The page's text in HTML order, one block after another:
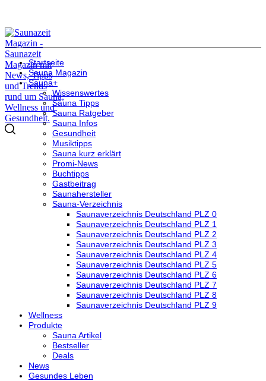
Startseite
Sauna Magazin
Sauna+
Wissenswertes
Sauna Tipps
Sauna Ratgeber
Sauna Infos
Gesundheit
Musiktipps
Sauna kurz erklärt
Promi-News
Buchtipps
Gastbeitrag
Saunahersteller
Sauna-Verzeichnis
Saunaverzeichnis Deutschland PLZ 0
Saunaverzeichnis Deutschland PLZ 1
Saunaverzeichnis Deutschland PLZ 2
Saunaverzeichnis Deutschland PLZ 3
Saunaverzeichnis Deutschland PLZ 4
Saunaverzeichnis Deutschland PLZ 5
Saunaverzeichnis Deutschland PLZ 6
Saunaverzeichnis Deutschland PLZ 7
Saunaverzeichnis Deutschland PLZ 8
Saunaverzeichnis Deutschland PLZ 9
Wellness
Produkte
Sauna Artikel
Bestseller
Deals
News
Gesundes Leben